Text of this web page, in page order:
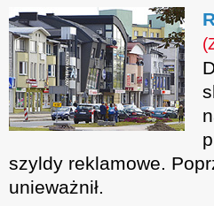
szyldy reklamowe.
unieważnił.